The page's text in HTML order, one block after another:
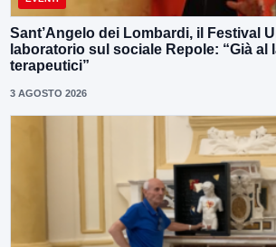
Sant’Angelo dei Lombardi, il Festival
laboratorio sul sociale Repole: “Già
terapeutici”
3 AGOSTO 2026